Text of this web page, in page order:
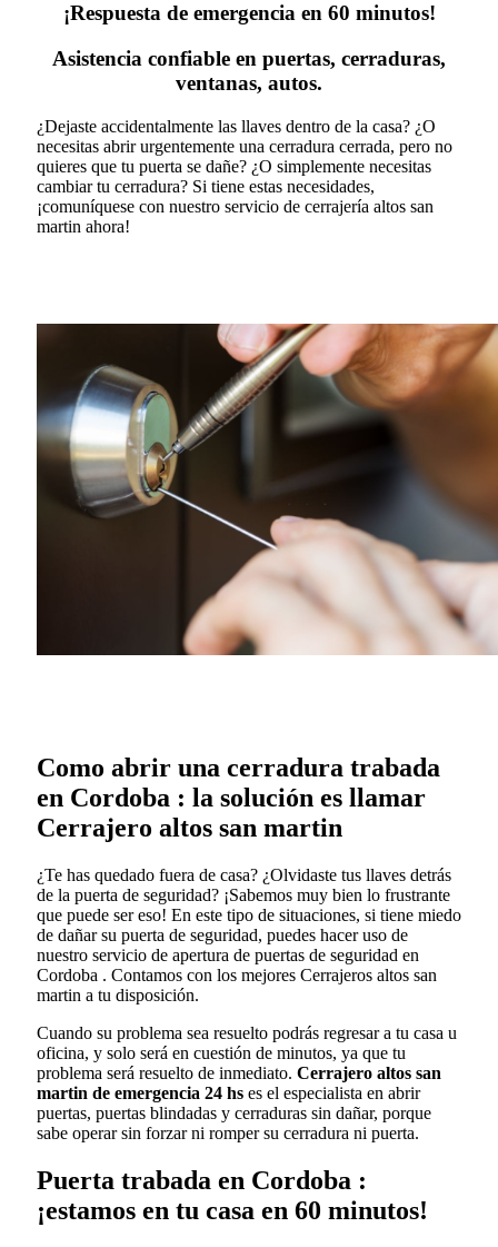
¡Respuesta de emergencia en 60 minutos!
Asistencia confiable en puertas, cerraduras,
ventanas, autos.
¿Dejaste accidentalmente las llaves dentro de la casa? ¿O
necesitas abrir urgentemente una cerradura cerrada, pero no
quieres que tu puerta se dañe? ¿O simplemente necesitas
cambiar tu cerradura? Si tiene estas necesidades,
¡comuníquese con nuestro servicio de cerrajería altos san
martin ahora!
Como abrir una cerradura trabada
en Cordoba : la solución es llamar
Cerrajero altos san martin
¿Te has quedado fuera de casa? ¿Olvidaste tus llaves detrás
de la puerta de seguridad? ¡Sabemos muy bien lo frustrante
que puede ser eso! En este tipo de situaciones, si tiene miedo
de dañar su puerta de seguridad, puedes hacer uso de
nuestro servicio de apertura de puertas de seguridad en
Cordoba . Contamos con los mejores Cerrajeros altos san
martin a tu disposición.
Cuando su problema sea resuelto podrás regresar a tu casa u
oficina, y solo será en cuestión de minutos, ya que tu
problema será resuelto de inmediato. Cerrajero altos san
martin de emergencia 24 hs es el especialista en abrir
puertas, puertas blindadas y cerraduras sin dañar, porque
sabe operar sin forzar ni romper su cerradura ni puerta.
Puerta trabada en Cordoba :
¡estamos en tu casa en 60 minutos!